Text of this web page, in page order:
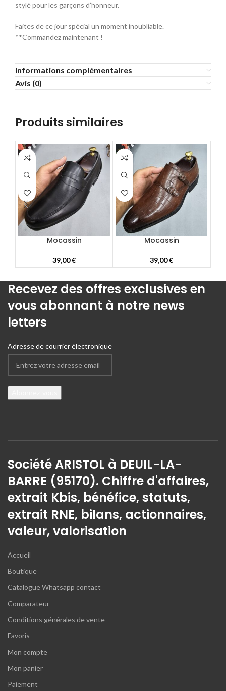
stylé pour les garçons d’honneur.
Faites de ce jour spécial un moment inoubliable.
**Commandez maintenant !
Informations complémentaires
Avis (0)
Produits similaires
Mocassin
39,00€
Mocassin
39,00€
Recevez des offres exclusives en
vous abonnant à notre news
letters
Adresse de courrier électronique
Société ARISTOL à DEUIL-LA-
BARRE (95170). Chiffre d'affaires,
extrait Kbis, bénéfice, statuts,
extrait RNE, bilans, actionnaires,
valeur, valorisation
Accueil
Boutique
Catalogue Whatsapp contact
Comparateur
Conditions générales de vente
Favoris
Mon compte
Mon panier
Paiement